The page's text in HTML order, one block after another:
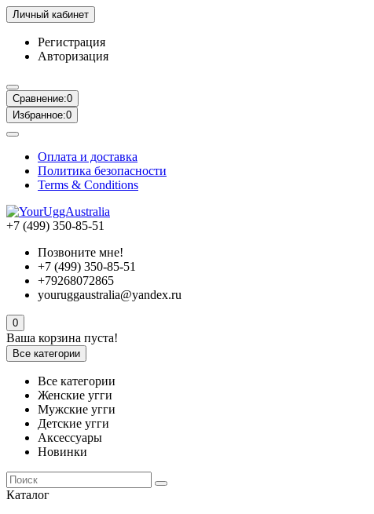
Личный кабинет
Регистрация
Авторизация
Сравнение:0
Избранное:0
Оплата и доставка
Политика безопасности
Terms & Conditions
+7 (499) 350-85-51
Позвоните мне!
+7 (499) 350-85-51
+79268072865
youruggaustralia@yandex.ru
0
Ваша корзина пуста!
Все категории
Все категории
Женские угги
Мужские угги
Детские угги
Аксессуары
Новинки
Каталог